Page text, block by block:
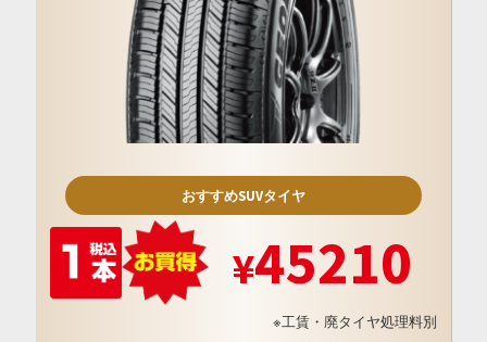
おすすめSUVタイヤ
45210
※工賃・廃タイヤ処理料別